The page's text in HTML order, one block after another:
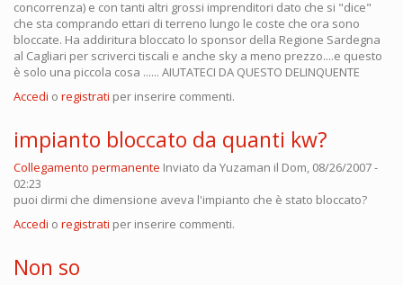
concorrenza) e con tanti altri grossi imprenditori dato che si "dice"
che sta comprando ettari di terreno lungo le coste che ora sono
bloccate. Ha addiritura bloccato lo sponsor della Regione Sardegna
al Cagliari per scriverci tiscali e anche sky a meno prezzo....e questo
è solo una piccola cosa ...... AIUTATECI DA QUESTO DELINQUENTE
Accedi o registrati per inserire commenti.
impianto bloccato da quanti kw?
Collegamento permanente Inviato da Yuzaman il Dom, 08/26/2007 -
02:23
puoi dirmi che dimensione aveva l'impianto che è stato bloccato?
Accedi o registrati per inserire commenti.
Non so